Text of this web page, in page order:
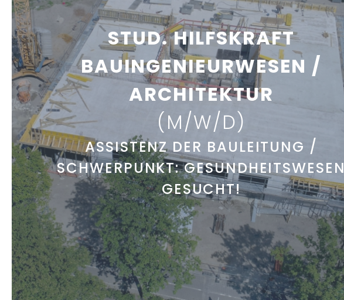
STUD. HILFSKRAFT
BAUINGENIEURWESEN /
ARCHITEKTUR
(M/W/D)
ASSISTENZ DER BAULEITUNG /
SCHWERPUNKT: GESUNDHEITSWESEN
GESUCHT!